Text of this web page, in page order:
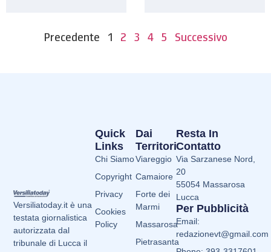
Precedente 1 2 3 4 5 Successivo
Versiliatoday.it è una
testata giornalistica
autorizzata dal
tribunale di Lucca il
Dai
Territori
Viareggio
Camaiore
Forte dei
Marmi
Massarosa
Pietrasanta
Quick
Links
Chi Siamo
Copyright
Privacy
Cookies
Policy
Resta In
Contatto
Via Sarzanese Nord,
20
55054 Massarosa
Lucca
Per Pubblicità
Email:
redazionevt@gmail.com